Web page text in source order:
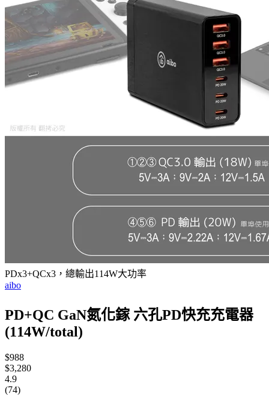
PDx3+QCx3，總輸出114W大功率
aibo
PD+QC GaN氮化鎵 六孔PD快充充電器
(114W/total)
$988
$3,280
4.9
(74)